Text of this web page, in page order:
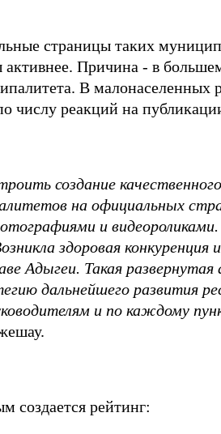
страницы таких
Причина - в
В малонаселенных
числу реакций на
создание качественного
на официальных
ми и
здоровая
Адыгеи. Такая
дальнейшего развития
и по каждому
создается рейтинг: